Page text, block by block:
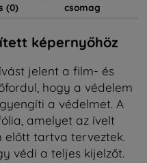
(0)
csomag
képernyőhöz
jelent a film- és
hogy a védelem
a védelmet. A
amelyet az ívelt
előtt tartva terveztek.
védi a teljes kijelzőt.